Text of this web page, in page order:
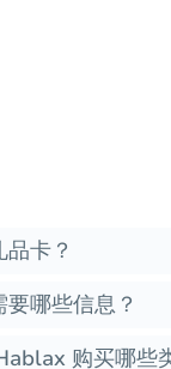
卡？
哪些信息？
购买哪些